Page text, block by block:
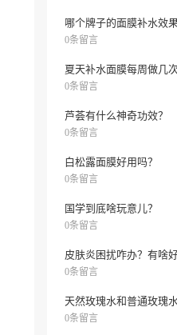
哪个牌子的面膜补水效果
0条留言
夏天补水面膜每周做几次
0条留言
芦荟有什么神奇功效？
0条留言
白松露面膜好用吗？
0条留言
国学到底啥玩意儿？
0条留言
皮肤炎困扰咋办？有啥
0条留言
天然玫瑰水和普通玫瑰
0条留言